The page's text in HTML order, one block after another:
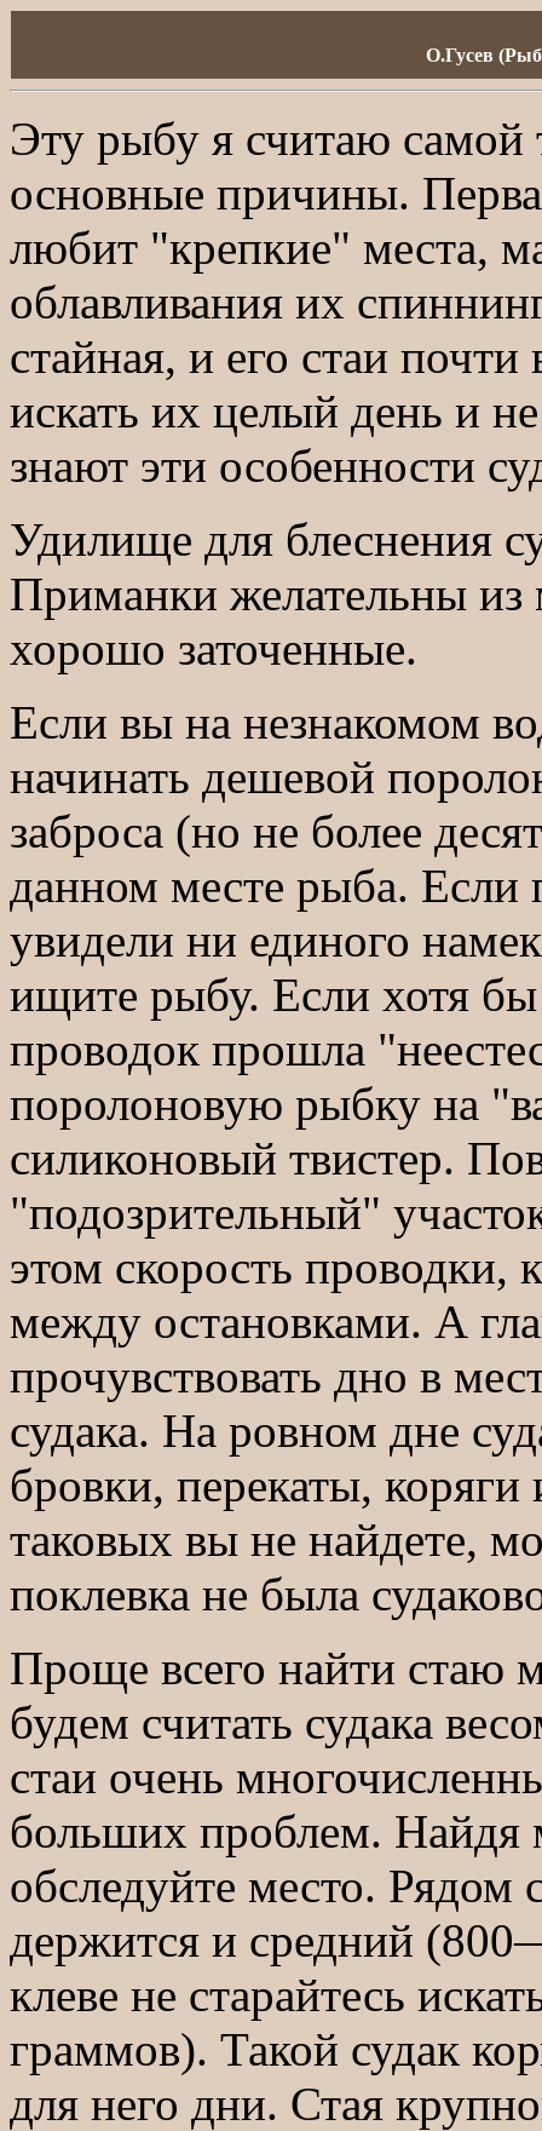
О.Гусев
Эту рыбу я считаю самой
основные причины.
любит "крепкие" места,
облавливания их
стайная, и его стаи
искать их целый день и
знают эти особенности
Удилище для блеснения
Приманки желательны
хорошо заточенные.
Если вы на незнакомом
начинать дешевой
заброса (но не более
данном месте рыба. Если
увидели ни единого
ищите рыбу. Если хотя
проводок прошла
поролоновую рыбку на
силиконовый твистер.
"подозрительный"
этом скорость проводки,
между остановками. А
прочувствовать дно в
судака. На ровном дне
бровки, перекаты,
таковых вы не найдете,
поклевка не была
Проще всего найти стаю
будем считать судака
стаи очень
больших проблем. Найдя
обследуйте место. Рядом
держится и средний
клеве не старайтесь
граммов). Такой судак
для него дни. Стая